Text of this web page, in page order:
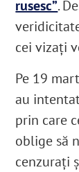
rusesc”.
cei vizați
Pe 19
au
prin care
oblige să
cenzurați